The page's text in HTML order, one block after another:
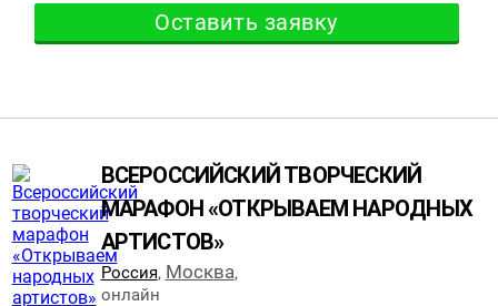
Оставить заявку
ВСЕРОССИЙСКИЙ ТВОРЧЕСКИЙ
МАРАФОН «ОТКРЫВАЕМ НАРОДНЫХ
АРТИСТОВ»
Россия, Москва,
онлайн